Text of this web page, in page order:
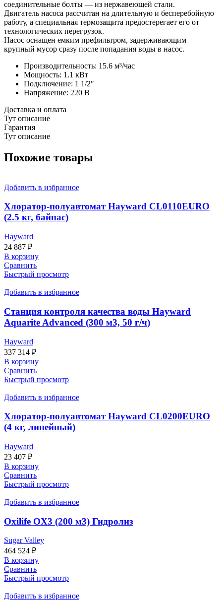
соединительные болты — из нержавеющей стали.
Двигатель насоса рассчитан на длительную и бесперебойную
работу, а специальная термозащита предостерегает его от
технологических перегрузок.
Насос оснащен емким префильтром, задерживающим
крупный мусор сразу после попадания воды в насос.
Производительность: 15.6 м³/час
Мощность: 1.1 кВт
Подключение: 1 1/2″
Напряжение: 220 В
Доставка и оплата
Тут описание
Гарантия
Тут описание
Похожие товары
Добавить в избранное
Хлоратор-полуавтомат Hayward CL0110EURO
(2.5 кг, байпас)
Hayward
24 887 ₽
В корзину
Сравнить
Быстрый просмотр
Добавить в избранное
Станция контроля качества воды Hayward
Aquarite Advanced (300 м3, 50 г/ч)
Hayward
337 314 ₽
В корзину
Сравнить
Быстрый просмотр
Добавить в избранное
Хлоратор-полуавтомат Hayward CL0200EURO
(4 кг, линейный)
Hayward
23 407 ₽
В корзину
Сравнить
Быстрый просмотр
Добавить в избранное
Oxilife OX3 (200 м3) Гидролиз
Sugar Valley
464 524 ₽
В корзину
Сравнить
Быстрый просмотр
Добавить в избранное